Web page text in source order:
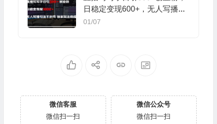
日稳定变现600+，无人写播引
流不封号，独家玩法教程
01/07
微信客服
微信扫一扫
微信公众号
微信扫一扫